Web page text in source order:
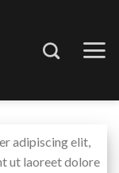
adipiscing elit,
ut laoreet dolore